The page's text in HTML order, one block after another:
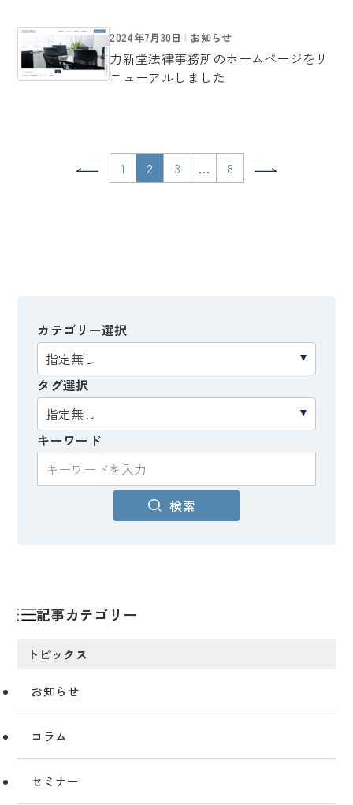
2024年7月30日 お知らせ
力新堂法律事務所のホームページをリ
ニューアルしました
1 2 3 … 8
カテゴリー選択
タグ選択
キーワード
検索
記事カテゴリー
トピックス
お知らせ
コラム
セミナー